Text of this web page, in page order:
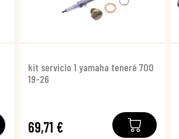
kit servicio 1 yamaha teneré 700
19-26
69,71 €